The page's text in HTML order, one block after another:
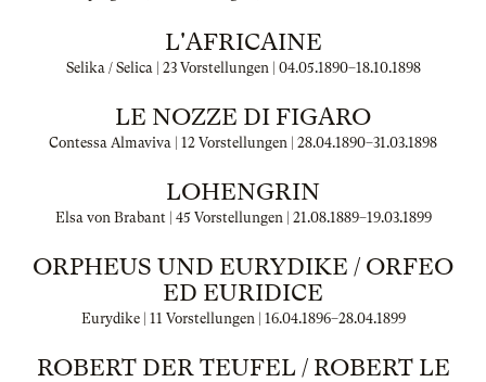
L'AFRICAINE
Selika / Selica | 23 Vorstellungen | 04.05.1890–18.10.1898
LE NOZZE DI FIGARO
Contessa Almaviva | 12 Vorstellungen | 28.04.1890–31.03.1898
LOHENGRIN
Elsa von Brabant | 45 Vorstellungen | 21.08.1889–19.03.1899
ORPHEUS UND EURYDIKE / ORFEO
ED EURIDICE
Eurydike | 11 Vorstellungen | 16.04.1896–28.04.1899
ROBERT DER TEUFEL / ROBERT LE